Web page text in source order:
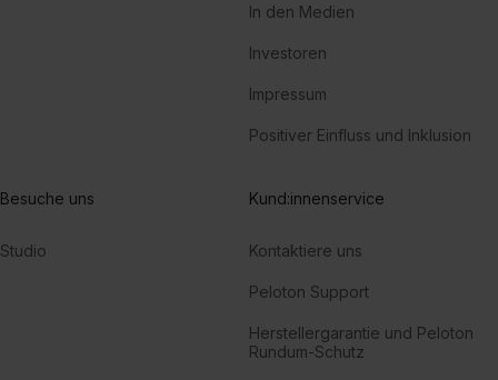
In den Medien
Investoren
Impressum
Positiver Einfluss und Inklusion
Besuche uns
Studio
Kund:innenservice
Kontaktiere uns
Peloton Support
Herstellergarantie und Peloton
Rundum-Schutz